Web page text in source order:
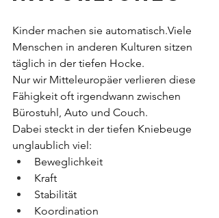
Kinder machen sie automatisch.Viele
Menschen in anderen Kulturen sitzen
täglich in der tiefen Hocke.
Nur wir Mitteleuropäer verlieren diese
Fähigkeit oft irgendwann zwischen
Bürostuhl, Auto und Couch.
Dabei steckt in der tiefen Kniebeuge
unglaublich viel:
Beweglichkeit
Kraft
Stabilität
Koordination